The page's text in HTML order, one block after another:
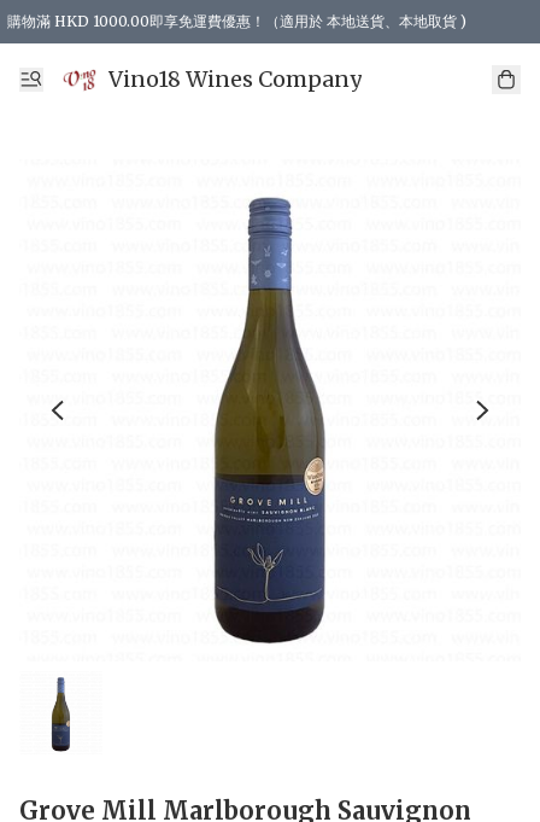
購物滿 HKD 1000.00即享免運費優惠！（適用於 本地送貨、本地取貨 )
Vino18 Wines Company
Grove Mill Marlborough Sauvignon